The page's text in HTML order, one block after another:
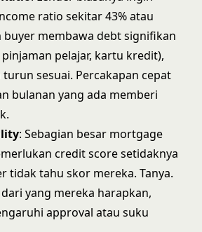
ratio sekitar 43% atau
buyer membawa debt signifikan
pelajar, kartu kredit),
sesuai. Percakapan cepat
bulanan yang ada memberi
: Sebagian besar mortgage
credit score setidaknya
tidak tahu skor mereka. Tanya.
yang mereka harapkan,
approval atau suku